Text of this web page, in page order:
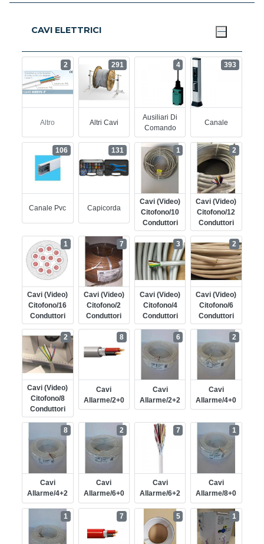
CAVI ELETTRICI
Altro
2
Altri Cavi
291
Ausiliari Di
Comando
4
Canale
393
Canale Pvc
106
Capicorda
131
Cavi (video)
Citofono/10
Conduttori
1
Cavi (video)
Citofono/12
Conduttori
2
Cavi (video)
Citofono/16
Conduttori
1
Cavi (video)
Citofono/2
Conduttori
7
Cavi (video)
Citofono/4
Conduttori
3
Cavi (video)
Citofono/6
Conduttori
2
Cavi (video)
Citofono/8
Conduttori
2
Cavi
Allarme/2+0
8
Cavi
Allarme/2+2
6
Cavi
Allarme/4+0
2
Cavi
Allarme/4+2
8
Cavi
Allarme/6+0
2
Cavi
Allarme/6+2
7
Cavi
Allarme/8+0
1
1 7 5 1